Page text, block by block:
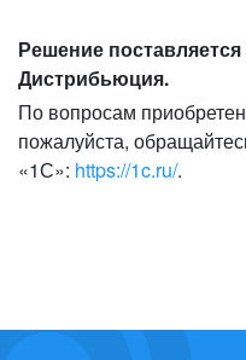
Решение
Дистрибьюция.
По вопросам
пожалуйста,
«1С»: https://1c.ru/.